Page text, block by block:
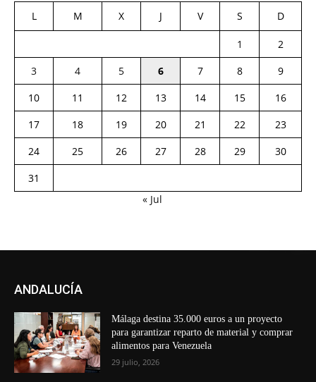
L M X J V S D
1
2
3
4 5 6 7 8
9
10
11 12 13 14 15
16
17
18 19 20 21 22
23
24
25 26 27 28 29
30
31
« Jul
ANDALUCÍA
Málaga destina 35.000 euros a un proyecto
para garantizar reparto de material y comprar
alimentos para Venezuela
29 julio, 2026